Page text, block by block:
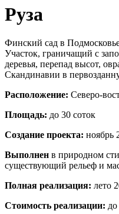
Руза
Финский сад в
Участок, граничащий с
деревья, перепад высот,
Скандинавии в
Расположение: Северо-
Площадь: до 30 соток
Создание проекта: ноябрь
Выполнен в природном
существующий рельеф и
Полная реализация: лето
Стоимость реализации: до